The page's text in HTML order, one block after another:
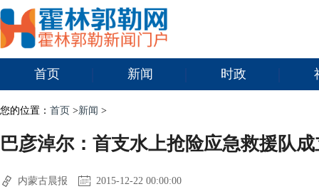
首页 新闻 时政
您的位置： 首页 >新闻 >
巴彦淖尔：首支水上抢险应急救援队成
内蒙古晨报 2015-12-22 00:00:00